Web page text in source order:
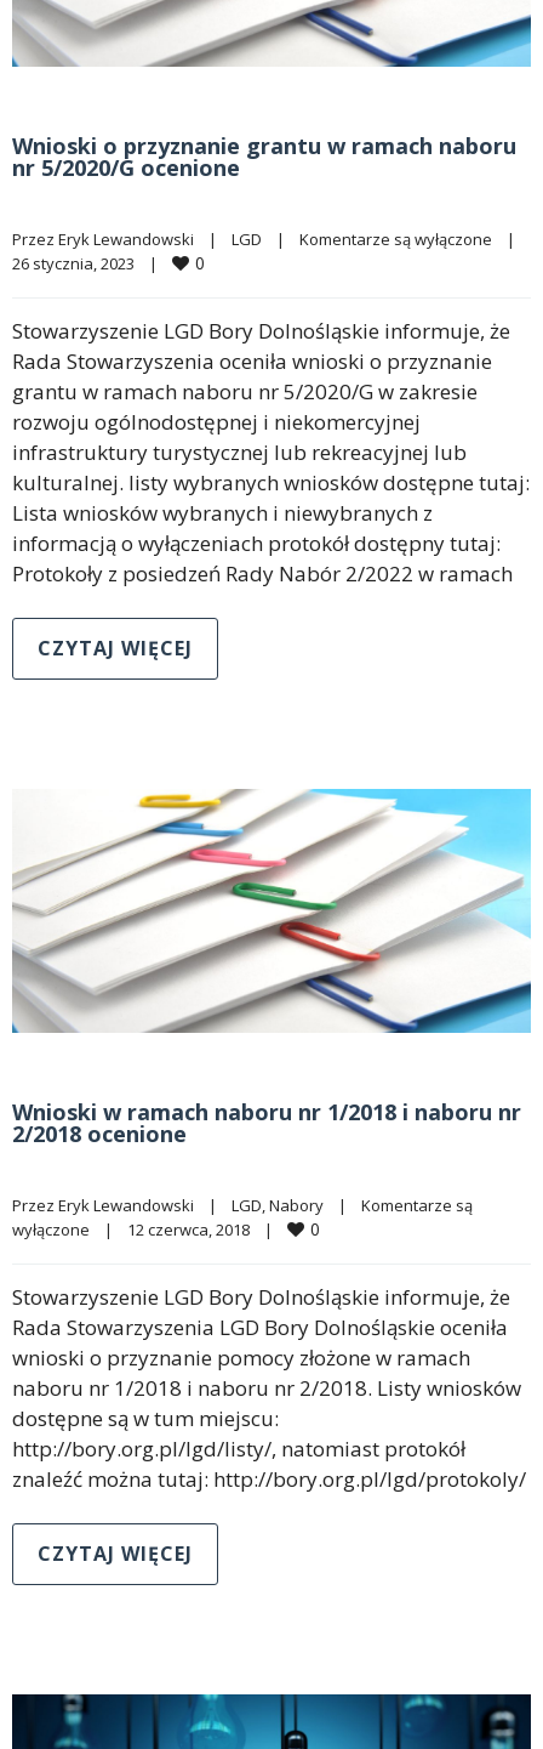
Wnioski o przyznanie grantu w ramach naboru
nr 5/2020/G ocenione
Przez Eryk Lewandowski | LGD | Komentarze są wyłączone
|
26 stycznia, 2023
| 0
Stowarzyszenie LGD Bory Dolnośląskie informuje, że
Rada Stowarzyszenia oceniła wnioski o przyznanie
grantu w ramach naboru nr 5/2020/G w zakresie
rozwoju ogólnodostępnej i niekomercyjnej
infrastruktury turystycznej lub rekreacyjnej lub
kulturalnej. listy wybranych wniosków dostępne tutaj:
Lista wniosków wybranych i niewybranych z
informacją o wyłączeniach protokół dostępny tutaj:
Protokoły z posiedzeń Rady Nabór 2/2022 w ramach
CZYTAJ WIĘCEJ
Wnioski w ramach naboru nr 1/2018 i naboru nr
2/2018 ocenione
Przez Eryk Lewandowski | LGD, Nabory |
Komentarze są
wyłączone
| 12 czerwca, 2018 | 0
Stowarzyszenie LGD Bory Dolnośląskie informuje, że
Rada Stowarzyszenia LGD Bory Dolnośląskie oceniła
wnioski o przyznanie pomocy złożone w ramach
naboru nr 1/2018 i naboru nr 2/2018. Listy wniosków
dostępne są w tum miejscu:
http://bory.org.pl/lgd/listy/, natomiast protokół
znaleźć można tutaj: http://bory.org.pl/lgd/protokoly/
CZYTAJ WIĘCEJ